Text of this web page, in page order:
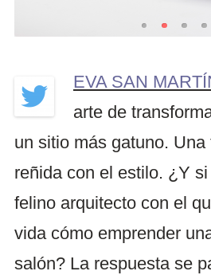
EVA SAN
arte de
un sitio más gatuno.
reñida con el estilo. ¿Y
felino arquitecto con el
vida cómo emprender
salón? La respuesta se